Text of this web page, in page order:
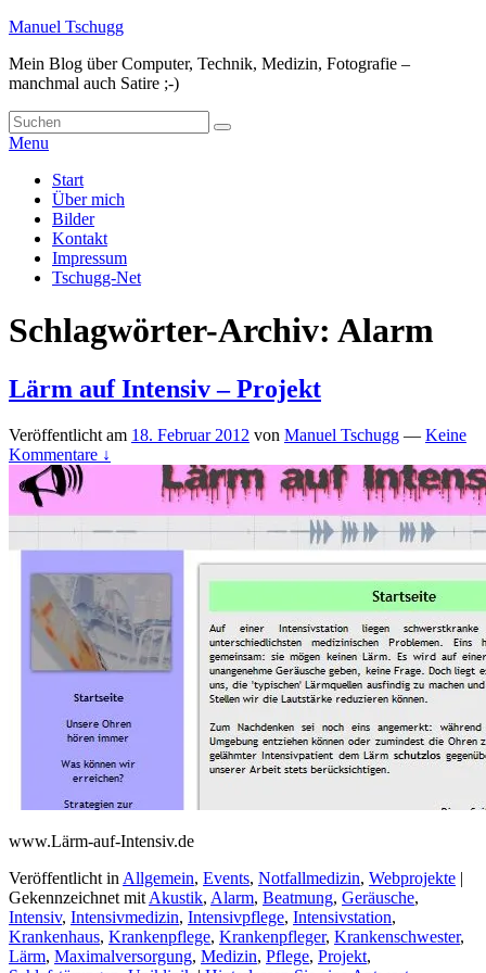
Skip
content
Manuel Tschugg
Mein Blog über Computer, Technik, Medizin, Fotografie –
manchmal auch Satire ;-)
Search
for:
Suche
Menu
Hauptmenü
Start
Über mich
Bilder
Kontakt
Impressum
Tschugg-Net
Schlagwörter-Archiv: Alarm
Lärm auf Intensiv – Projekt
Veröffentlicht am 18. Februar 2012 von Manuel Tschugg — Keine
Kommentare ↓
www.Lärm-auf-Intensiv.de
Veröffentlicht in Allgemein, Events, Notfallmedizin, Webprojekte |
Gekennzeichnet mit Akustik, Alarm, Beatmung, Geräusche,
Intensiv, Intensivmedizin, Intensivpflege, Intensivstation,
Krankenhaus, Krankenpflege, Krankenpfleger, Krankenschwester,
Lärm, Maximalversorgung, Medizin, Pflege, Projekt,